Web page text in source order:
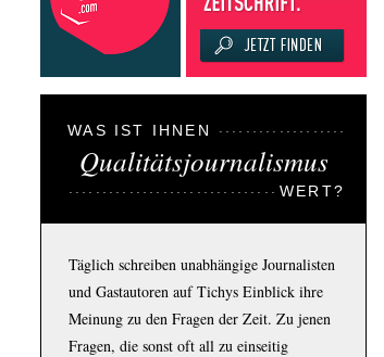
WAS IST IHNEN
Qualitätsjournalismus
WERT?
Täglich schreiben unabhängige Journalisten
und Gastautoren auf Tichys Einblick ihre
Meinung zu den Fragen der Zeit. Zu jenen
Fragen, die sonst oft all zu einseitig